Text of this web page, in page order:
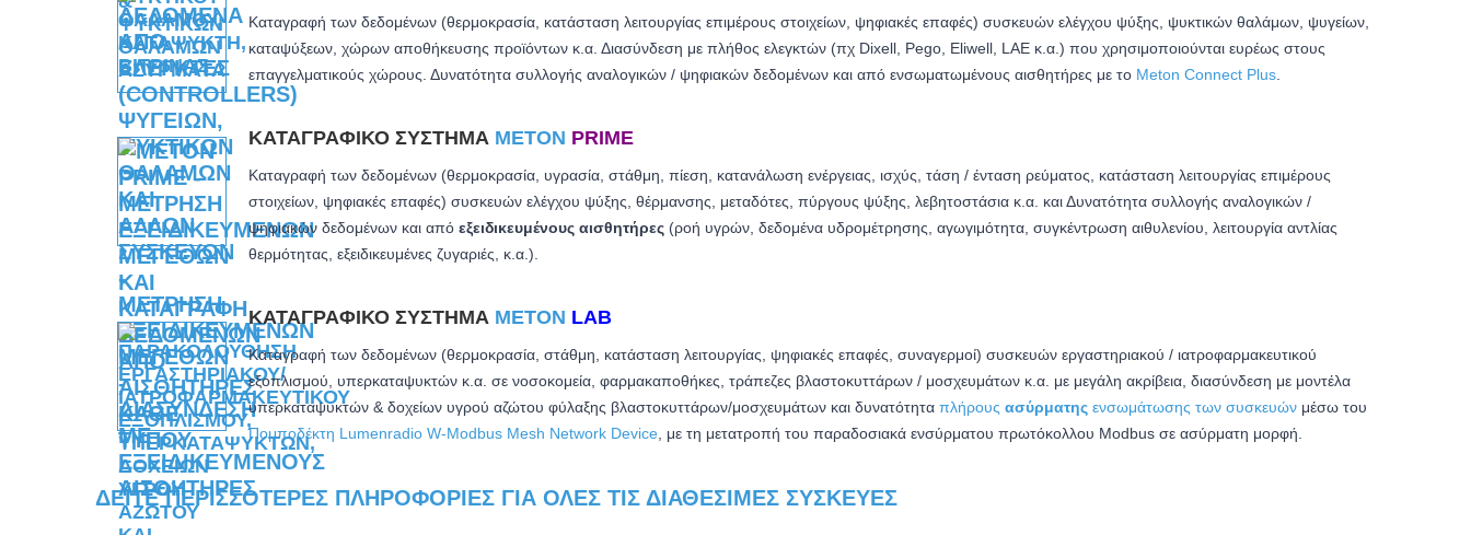
Καταγραφή των δεδομένων (θερμοκρασία, κατάσταση λειτουργίας επιμέρους στοιχείων, ψηφιακές επαφές) συσκευών ελέγχου ψύξης, ψυκτικών θαλάμων, ψυγείων,
καταψύξεων, χώρων αποθήκευσης προϊόντων κ.α. Διασύνδεση με πλήθος ελεγκτών (πχ Dixell, Pego, Eliwell, LAE κ.α.) που χρησιμοποιούνται ευρέως στους
επαγγελματικούς χώρους. Δυνατότητα συλλογής αναλογικών / ψηφιακών δεδομένων και από ενσωματωμένους αισθητήρες με το Meton Connect Plus.
ΚΑΤΑΓΡΑΦΙΚΌ ΣΎΣΤΗΜΑ METON PRIME
Καταγραφή των δεδομένων (θερμοκρασία, υγρασία, στάθμη, πίεση, κατανάλωση ενέργειας, ισχύς, τάση / ένταση ρεύματος, κατάσταση λειτουργίας επιμέρους
στοιχείων, ψηφιακές επαφές) συσκευών ελέγχου ψύξης, θέρμανσης, μεταδότες, πύργους ψύξης, λεβητοστάσια κ.α. καιΔυνατότητα συλλογής αναλογικών /
ψηφιακών δεδομένων και από εξειδικευμένους αισθητήρες (ροή υγρών, δεδομένα υδρομέτρησης, αγωγιμότητα, συγκέντρωση αιθυλενίου, λειτουργία αντλίας
θερμότητας, εξειδικευμένες ζυγαριές, κ.α.).
ΚΑΤΑΓΡΑΦΙΚΌ ΣΎΣΤΗΜΑ METON LAB
Καταγραφή των δεδομένων (θερμοκρασία, στάθμη, κατάσταση λειτουργίας, ψηφιακές επαφές, συναγερμοί) συσκευών εργαστηριακού / ιατροφαρμακευτικού
εξοπλισμού, υπερκαταψυκτών κ.α. σε νοσοκομεία, φαρμακαποθήκες, τράπεζες βλαστοκυττάρων / μοσχευμάτων κ.α. με μεγάλη ακρίβεια, διασύνδεση με μοντέλα
υπερκαταψυκτών & δοχείων υγρού αζώτου φύλαξης βλαστοκυττάρων/μοσχευμάτων και δυνατότητα πλήρους ασύρματης ενσωμάτωσης των συσκευών μέσω του
Πομποδέκτη Lumenradio W-Modbus Mesh Network Device, με τη μετατροπή του παραδοσιακά ενσύρματου πρωτόκολλου Modbus σε ασύρματη μορφή.
ΔΕΊΤΕ ΠΕΡΙΣΣΌΤΕΡΕΣ ΠΛΗΡΟΦΟΡΊΕΣ ΓΙΑ ΌΛΕΣ ΤΙΣ ΔΙΑΘΈΣΙΜΕΣ ΣΥΣΚΕΥΈΣ